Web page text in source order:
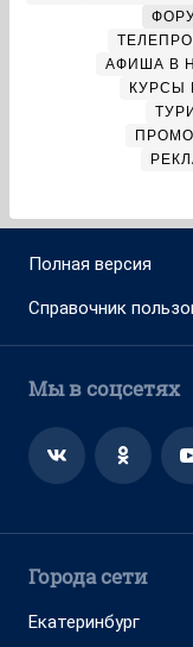
АФИША В
КУРСЫ
Полная версия
Справочник
Мы в соцсетях
Города сети
Екатеринбург